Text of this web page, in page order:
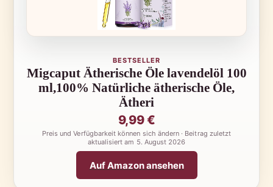
BESTSELLER
Migcaput Ätherische Öle lavendelöl 100
ml,100% Natürliche ätherische Öle,
Ätheri
9,99 €
Preis und Verfügbarkeit können sich ändern · Beitrag zuletzt
aktualisiert am 5. August 2026
Auf Amazon ansehen